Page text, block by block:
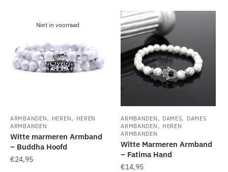
nieuwste
Niet in voorraad
ARMBANDEN, HEREN, HEREN
ARMBANDEN
Witte marmeren Armband
– Buddha Hoofd
€24,95
ARMBANDEN , DAMES, DAMES
ARMBANDEN , HEREN
ARMBANDEN
Witte Marmeren Armband
– Fatima Hand
€14,95